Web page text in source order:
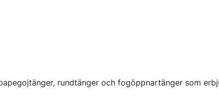
rundtänger och fogöppnartänger som